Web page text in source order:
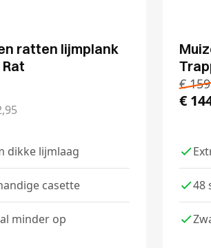
ratten lijmplank
dikke lijmlaag
casette
minder op
€
€
48